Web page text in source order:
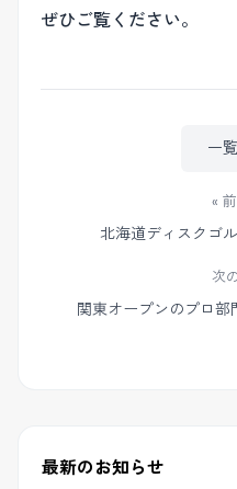
ぜひご覧ください。
«
北海道ディスクゴ
一
次
関東オープンのプロ
最新のお知らせ